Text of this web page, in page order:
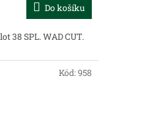
Do košíku
38 SPL. WAD CUT.
Kód:958